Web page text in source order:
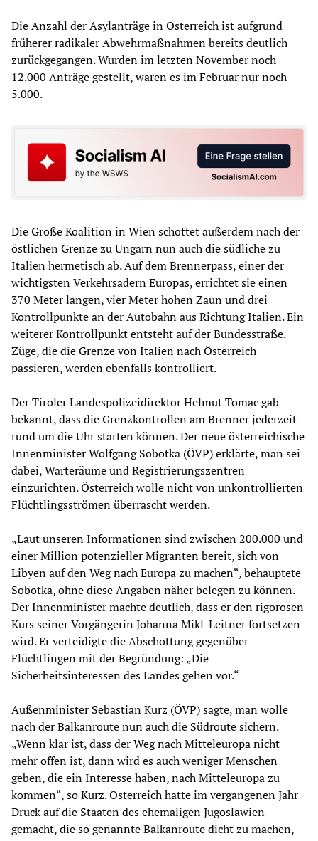
Die Anzahl der Asylanträge in Österreich ist aufgrund
früherer radikaler Abwehrmaßnahmen bereits deutlich
zurückgegangen. Wurden im letzten November noch
12.000 Anträge gestellt, waren es im Februar nur noch
5.000.
Die Große Koalition in Wien schottet außerdem nach der
östlichen Grenze zu Ungarn nun auch die südliche zu
Italien hermetisch ab. Auf dem Brennerpass, einer der
wichtigsten Verkehrsadern Europas, errichtet sie einen
370 Meter langen, vier Meter hohen Zaun und drei
Kontrollpunkte an der Autobahn aus Richtung Italien. Ein
weiterer Kontrollpunkt entsteht auf der Bundesstraße.
Züge, die die Grenze von Italien nach Österreich
passieren, werden ebenfalls kontrolliert.
Der Tiroler Landespolizeidirektor Helmut Tomac gab
bekannt, dass die Grenzkontrollen am Brenner jederzeit
rund um die Uhr starten können. Der neue österreichische
Innenminister Wolfgang Sobotka (ÖVP) erklärte, man sei
dabei, Warteräume und Registrierungszentren
einzurichten. Österreich wolle nicht von unkontrollierten
Flüchtlingsströmen überrascht werden.
„Laut unseren Informationen sind zwischen 200.000 und
einer Million potenzieller Migranten bereit, sich von
Libyen auf den Weg nach Europa zu machen“, behauptete
Sobotka, ohne diese Angaben näher belegen zu können.
Der Innenminister machte deutlich, dass er den rigorosen
Kurs seiner Vorgängerin Johanna Mikl-Leitner fortsetzen
wird. Er verteidigte die Abschottung gegenüber
Flüchtlingen mit der Begründung: „Die
Sicherheitsinteressen des Landes gehen vor.“
Außenminister Sebastian Kurz (ÖVP) sagte, man wolle
nach der Balkanroute nun auch die Südroute sichern.
„Wenn klar ist, dass der Weg nach Mitteleuropa nicht
mehr offen ist, dann wird es auch weniger Menschen
geben, die ein Interesse haben, nach Mitteleuropa zu
kommen“, so Kurz. Österreich hatte im vergangenen Jahr
Druck auf die Staaten des ehemaligen Jugoslawien
gemacht, die so genannte Balkanroute dicht zu machen,